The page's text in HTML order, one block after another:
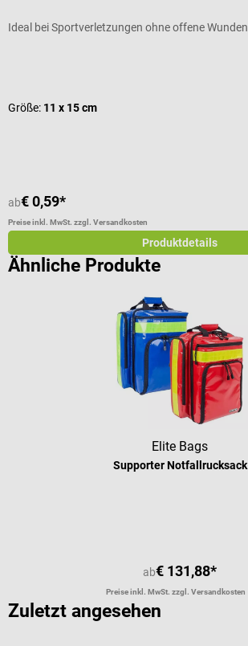
Ideal bei Sportverletzungen ohne offene Wunden
Größe: 11 x 15 cm
ab€ 0,59*
Preise inkl. MwSt. zzgl. Versandkosten
Produktdetails
Ähnliche Produkte
Elite Bags
Supporter Notfallrucksack
ab€ 131,88*
Preise inkl. MwSt. zzgl. Versandkosten
Zuletzt angesehen